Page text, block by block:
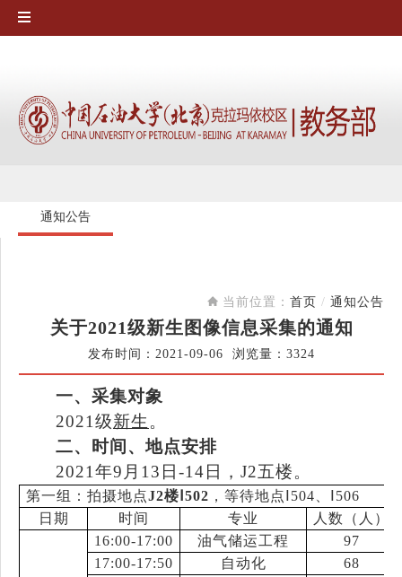
通知公告
当前位置： 首页 / 通知公告
关于2021级新生图像信息采集的通知
发布时间：2021-09-06 浏览量： 3324
一、采集对象
2021级新生 。
二、时间 、地点安排
2021 年9 月 13 日 -14日 ， J2五楼。
第一组：拍摄地点J2楼Ⅰ502 ，等待地点Ⅰ504、Ⅰ506
日期
时间 专业 人数（人）
16:00-17:00 油气储运工程
97
17:00-17:50
自动化
68